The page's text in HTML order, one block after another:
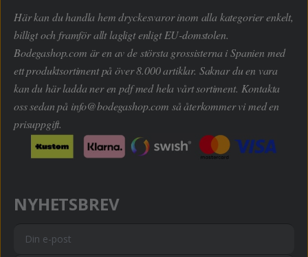
Här kan du handla hem dryckesvaror inom alla kategorier enkelt,
billigt och framför allt lagligt enligt EU-domstolen.
Bodegashop.com är en av de största grossisterna i Spanien med
ett produktsortiment på över 8.000 artiklar. Saknar du en vara
kan du här ladda ner en pdf med hela vårt sortiment. Kontakta
oss sedan på info@bodegashop.com så återkommer vi med en
prisuppgift.
NYHETSBREV